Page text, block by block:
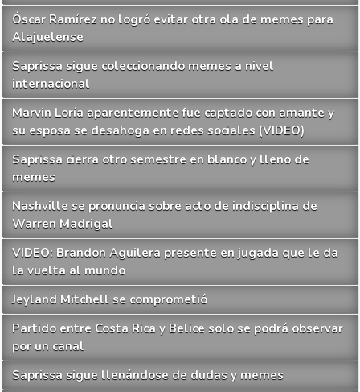
Óscar Ramírez no logró evitar otra ola de memes para
Alajuelense
Saprissa sigue coleccionando memes a nivel
internacional
Marvin Loría aparentemente fue captado con amante y
su esposa se desahoga en redes sociales (VIDEO)
Saprissa cierra otro semestre en blanco y lleno de
memes
Nashville se pronuncia sobre acto de indisciplina de
Warren Madrigal
VIDEO: Brandon Aguilera presente en jugada que le da
la vuelta al mundo
Jeyland Mitchell se comprometió
Partido entre Costa Rica y Belice solo se podrá observar
por un canal
Saprissa sigue llenándose de dudas y memes